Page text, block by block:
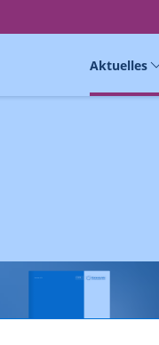
Aktuelles